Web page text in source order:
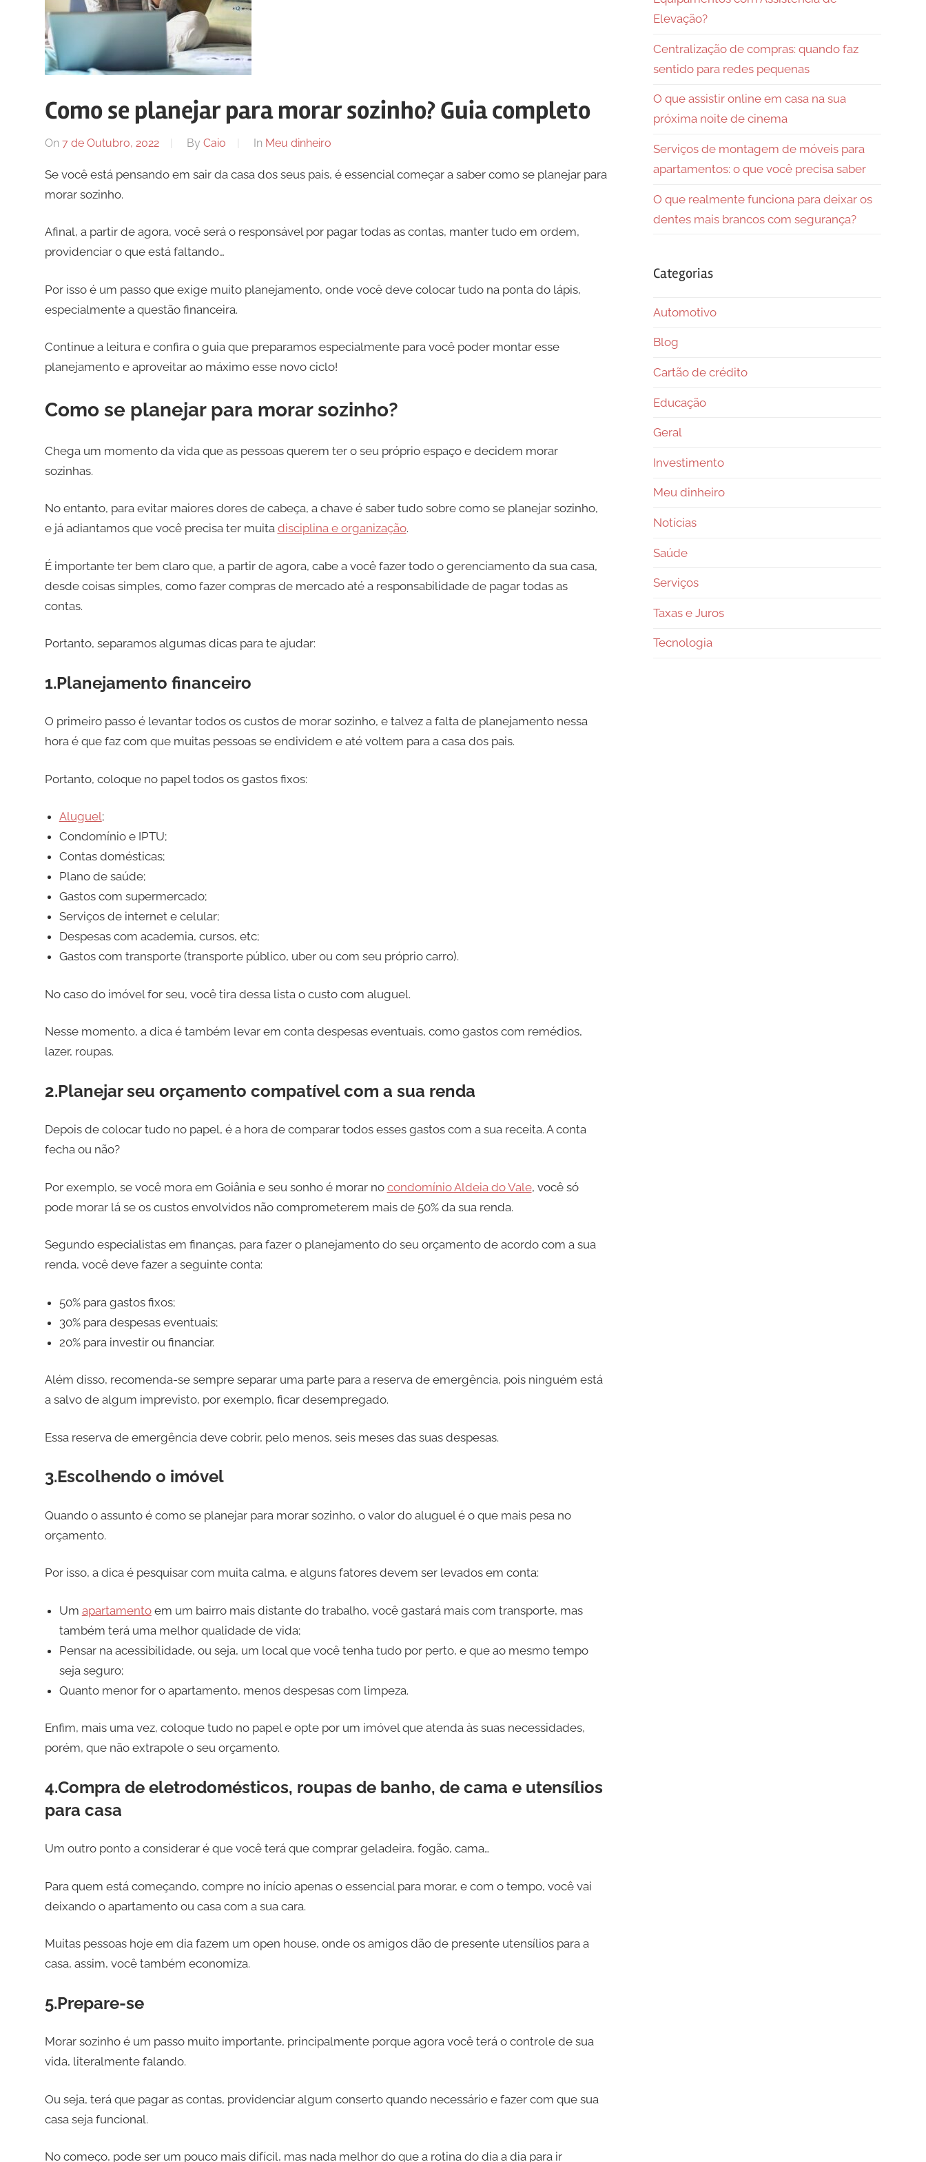
Como se planejar para morar sozinho? Guia completo
On 7 de Outubro, 2022 By Caio In Meu dinheiro
Se você está pensando em sair da casa dos seus pais, é essencial começar a saber como se planejar para
morar sozinho.
Afinal, a partir de agora, você será o responsável por pagar todas as contas, manter tudo em ordem,
providenciar o que está faltando…
Por isso é um passo que exige muito planejamento, onde você deve colocar tudo na ponta do lápis,
especialmente a questão financeira.
Continue a leitura e confira o guia que preparamos especialmente para você poder montar esse
planejamento e aproveitar ao máximo esse novo ciclo!
Como se planejar para morar sozinho?
Chega um momento da vida que as pessoas querem ter o seu próprio espaço e decidem morar
sozinhas.
No entanto, para evitar maiores dores de cabeça, a chave é saber tudo sobre como se planejar sozinho,
e já adiantamos que você precisa ter muita disciplina e organização.
É importante ter bem claro que, a partir de agora, cabe a você fazer todo o gerenciamento da sua casa,
desde coisas simples, como fazer compras de mercado até a responsabilidade de pagar todas as
contas.
Portanto, separamos algumas dicas para te ajudar:
1.Planejamento financeiro
O primeiro passo é levantar todos os custos de morar sozinho, e talvez a falta de planejamento nessa
hora é que faz com que muitas pessoas se endividem e até voltem para a casa dos pais.
Portanto, coloque no papel todos os gastos fixos:
Aluguel;
Condomínio e IPTU;
Contas domésticas;
Plano de saúde;
Gastos com supermercado;
Serviços de internet e celular;
Despesas com academia, cursos, etc;
Gastos com transporte (transporte público, uber ou com seu próprio carro).
No caso do imóvel for seu, você tira dessa lista o custo com aluguel.
Nesse momento, a dica é também levar em conta despesas eventuais, como gastos com remédios,
lazer, roupas.
2.Planejar seu orçamento compatível com a sua renda
Depois de colocar tudo no papel, é a hora de comparar todos esses gastos com a sua receita. A conta
fecha ou não?
Por exemplo, se você mora em Goiânia e seu sonho é morar no condomínio Aldeia do Vale, você só
pode morar lá se os custos envolvidos não comprometerem mais de 50% da sua renda.
Segundo especialistas em finanças, para fazer o planejamento do seu orçamento de acordo com a sua
renda, você deve fazer a seguinte conta:
50% para gastos fixos;
30% para despesas eventuais;
20% para investir ou financiar.
Além disso, recomenda-se sempre separar uma parte para a reserva de emergência, pois ninguém está
a salvo de algum imprevisto, por exemplo, ficar desempregado.
Essa reserva de emergência deve cobrir, pelo menos, seis meses das suas despesas.
3.Escolhendo o imóvel
Quando o assunto é como se planejar para morar sozinho, o valor do aluguel é o que mais pesa no
orçamento.
Por isso, a dica é pesquisar com muita calma, e alguns fatores devem ser levados em conta:
Um apartamentoem um bairro mais distante do trabalho, você gastará mais com transporte, mas
também terá uma melhor qualidade de vida;
Pensar na acessibilidade, ou seja, um local que você tenha tudo por perto, e que ao mesmo tempo
seja seguro;
Quanto menor for o apartamento, menos despesas com limpeza.
Enfim, mais uma vez, coloque tudo no papel e opte por um imóvel que atenda às suas necessidades,
porém, que não extrapole o seu orçamento.
4.Compra de eletrodomésticos, roupas de banho, de cama e utensílios
para casa
Um outro ponto a considerar é que você terá que comprar geladeira, fogão, cama…
Para quem está começando, compre no início apenas o essencial para morar, e com o tempo, você vai
deixando o apartamento ou casa com a sua cara.
Muitas pessoas hoje em dia fazem um open house, onde os amigos dão de presente utensílios para a
casa, assim, você também economiza.
5.Prepare-se
Morar sozinho é um passo muito importante, principalmente porque agora você terá o controle de sua
vida, literalmente falando.
Ou seja, terá que pagar as contas, providenciar algum conserto quando necessário e fazer com que sua
casa seja funcional.
No começo, pode ser um pouco mais difícil, mas nada melhor do que a rotina do dia a dia para ir
Elevação?
Centralização de compras: quando faz
sentido para redes pequenas
O que assistir online em casa na sua
próxima noite de cinema
Serviços de montagem de móveis para
apartamentos: o que você precisa saber
O que realmente funciona para deixar os
dentes mais brancos com segurança?
Categorias
Automotivo
Blog
Cartão de crédito
Educação
Geral
Investimento
Meu dinheiro
Notícias
Saúde
Serviços
Taxas e Juros
Tecnologia